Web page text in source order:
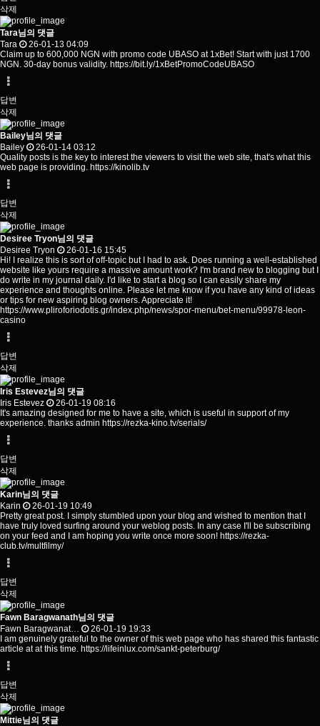
삭제
Tara님의 댓글
Tara
26-01-13 04:09
Claim up to 600,000 NGN with promo code UBASO at 1xBet! Start with just 1700
NGN. 30-day bonus validity. https://bit.ly/1xBetPromoCodeUBASO
답변
삭제
Bailey님의 댓글
Bailey
26-01-14 03:12
Quality posts is the key to interest the viewers to visit the web site, that's what this
web page is providing. https://kinolib.tv
답변
삭제
Desiree Tryon님의 댓글
Desiree Tryon
26-01-16 15:45
Hi! I realize this is sort of off-topic but I had to ask. Does running a well-established
website like yours require a massive amount work? I'm brand new to blogging but I
do write in my journal daily. I'd like to start a blog so I can easily share my
experience and thoughts online. Please let me know if you have any kind of ideas
or tips for new aspiring blog owners. Appreciate it!
https://www.pliroforiodotis.gr/index.php/news/spor-menu/bet-menu/99978-leon-
casino
답변
삭제
Iris Estevez님의 댓글
Iris Estevez
26-01-19 08:16
It's amazing designed for me to have a site, which is useful in support of my
experience. thanks admin https://rezka-kino.tv/serials/
답변
삭제
Karin님의 댓글
Karin
26-01-19 10:49
Pretty great post. I simply stumbled upon your blog and wished to mention that I
have truly loved surfing around your weblog posts. In any case I'll be subscribing
on your feed and I am hoping you write once more soon! https://rezka-
club.tv/multfilmy/
답변
삭제
Fawn Baragwanath님의 댓글
Fawn Baragwanat…
26-01-19 19:33
I am genuinely grateful to the owner of this web page who has shared this fantastic
article at at this time. https://lifeinlux.com/sankt-peterburg/
답변
삭제
Mittie님의 댓글